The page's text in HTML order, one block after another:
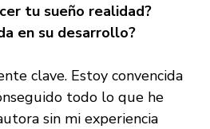
tu sueño realidad?
en su desarrollo?
clave. Estoy convencida
todo lo que he
sin mi experiencia